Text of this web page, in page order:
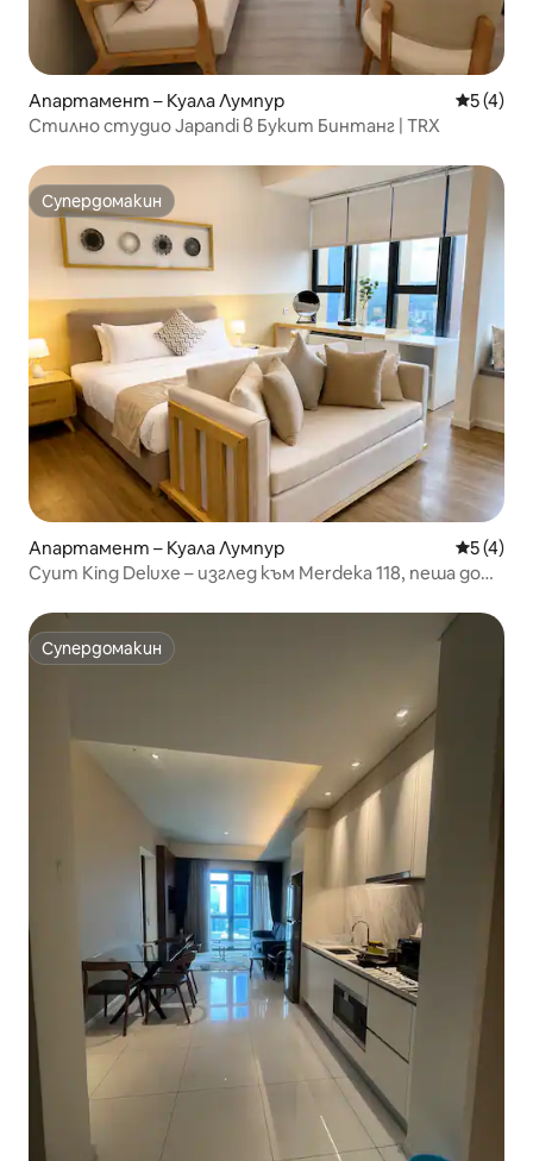
Апартамент – Куала Лумпур Средна
5 (4)
Стилно студио Japandi в Букит Бинтанг | TRX
Супердомакин
Супердомакин
Апартамент – Куала Лумпур Средна
5 (4)
Суит King Deluxe – изглед към Merdeka 118, пеша до
Супердомакин
Супердомакин